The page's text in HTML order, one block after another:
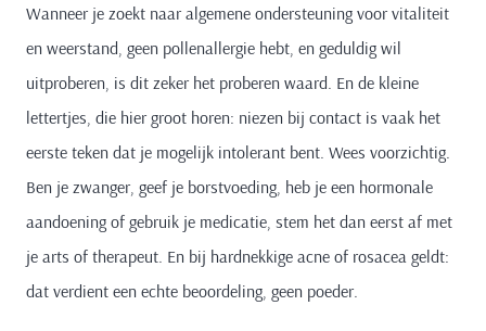
Wanneer je zoekt naar algemene ondersteuning voor vitaliteit
en weerstand, geen pollenallergie hebt, en geduldig wil
uitproberen, is dit zeker het proberen waard. En de kleine
lettertjes, die hier groot horen: niezen bij contact is vaak het
eerste teken dat je mogelijk intolerant bent. Wees voorzichtig.
Ben je zwanger, geef je borstvoeding, heb je een hormonale
aandoening of gebruik je medicatie, stem het dan eerst af met
je arts of therapeut. En bij hardnekkige acne of rosacea geldt:
dat verdient een echte beoordeling, geen poeder.